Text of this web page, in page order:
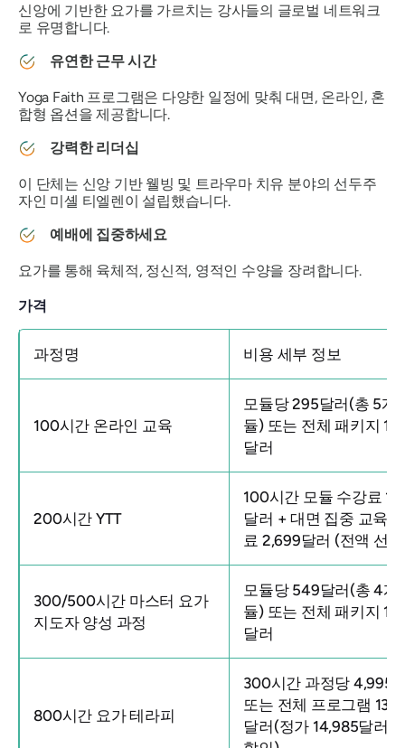
신앙에 기반한 요가를 가르치는 강사들의 글로벌 네트워크
로 유명합니다.
유연한 근무 시간
Yoga Faith 프로그램은 다양한 일정에 맞춰 대면, 온라인, 혼
합형 옵션을 제공합니다.
강력한 리더십
이 단체는 신앙 기반 웰빙 및 트라우마 치유 분야의 선두주
자인 미셸 티엘렌이 설립했습니다.
예배에 집중하세요
요가를 통해 육체적, 정신적, 영적인 수양을 장려합니다.
가격
과정명 비용 세부 정보
100시간 온라인 교육
모듈당 295달러(총 5개
듈) 또는 전체 패키지
달러
200시간 YTT
100시간 모듈 수강료
달러 + 대면 집중 교육
료 2,699달러 (전액 선
300/500시간 마스터 요가
지도자 양성 과정
모듈당 549달러(총 4개
듈) 또는 전체 패키지
달러
800시간 요가 테라피
300시간 과정당 4,995
또는 전체 프로그램
달러(정가 14,985달러